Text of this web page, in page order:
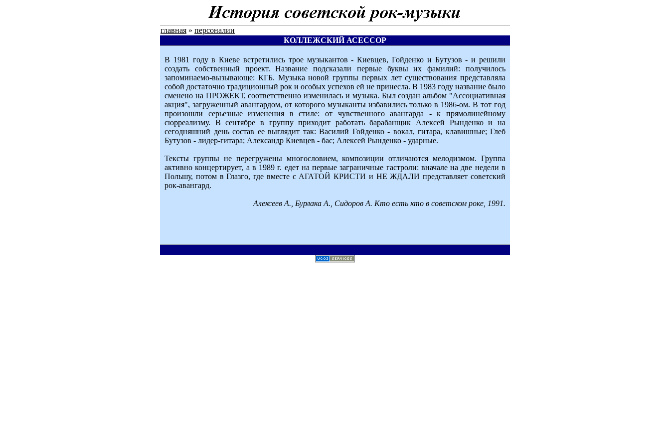
главная » персоналии
КОЛЛЕЖСКИЙ АСЕССОР
В 1981 году в Киеве встретились трое музыкантов - Киевцев, Гойденко и Бутузов - и решили
создать собственный проект. Название подсказали первые буквы их фамилий: получилось
запоминаемо-вызывающе: КГБ. Музыка новой группы первых лет существования представляла
собой достаточно традиционный рок и особых успехов ей не принесла. В 1983 году название было
сменено на ПРОЖЕКТ, соответственно изменилась и музыка. Был создан альбом "Ассоциативная
акция", загруженный авангардом, от которого музыканты избавились только в 1986-ом. В тот год
произошли серьезные изменения в стиле: от чувственного авангарда - к прямолинейному
сюрреализму. В сентябре в группу приходит работать барабанщик Алексей Рынденко и на
сегодняшний день состав ее выглядит так: Василий Гойденко - вокал, гитара, клавишные; Глеб
Бутузов - лидер-гитара; Александр Киевцев - бас; Алексей Рынденко - ударные.
Тексты группы не перегружены многословием, композиции отличаются мелодизмом. Группа
активно концертирует, а в 1989 г. едет на первые заграничные гастроли: вначале на две недели в
Польшу, потом в Глазго, где вместе с АГАТОЙ КРИСТИ и НЕ ЖДАЛИ представляет советский
рок-авангард.
Алексеев А., Бурлака А., Сидоров А. Кто есть кто в советском роке, 1991.